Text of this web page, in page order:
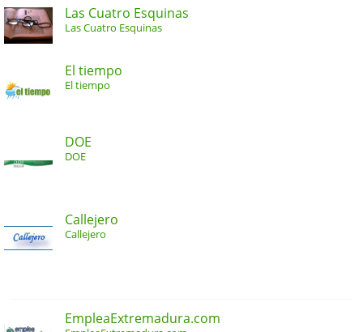
Las Cuatro Esquinas
Las Cuatro Esquinas
El tiempo
El tiempo
DOE
DOE
Callejero
Callejero
EmpleaExtremadura.com